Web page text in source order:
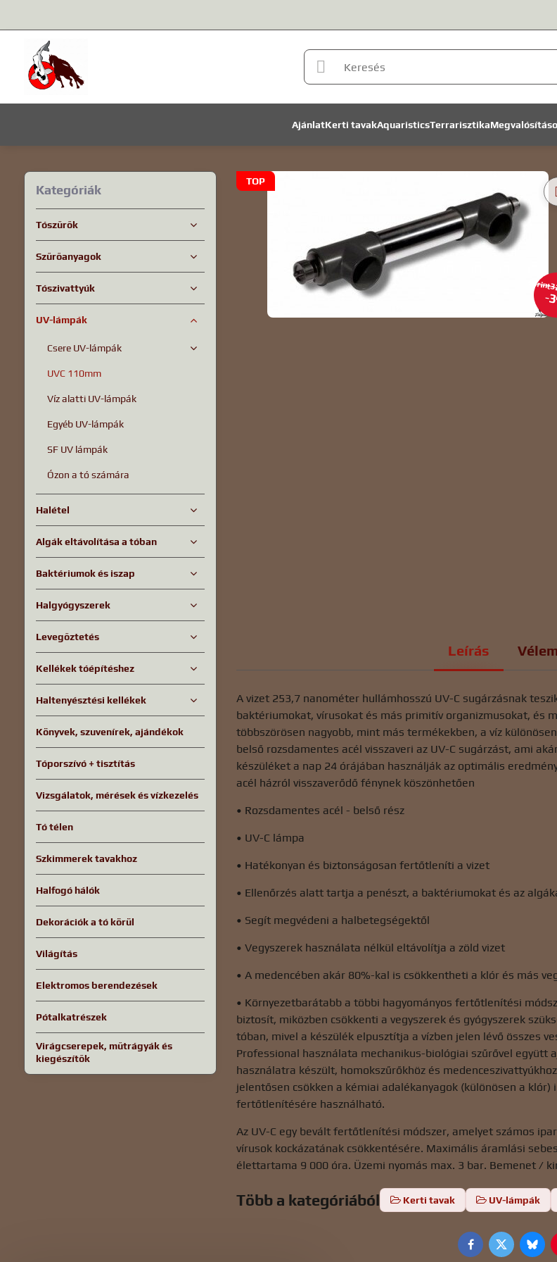
AjánlatKerti tavakAquaristicsTerrarisztika
TOP
Leírás
A vizet 253,7 nanométer hullámhosszú UV-C sugárzásnak
baktériumokat, vírusokat és más primitív organizmusokat, és
többszörösen nagyobb, mint más termékekben, a víz
belső rozsdamentes acél visszaveri az UV-C sugárzást, ami
készüléket a nap 24 órájában használják az optimális
acél házról visszaverődő fénynek köszönhetően
• Rozsdamentes acél - belső rész
• UV-C lámpa
• Hatékonyan és biztonságosan fertőtleníti a vizet
• Ellenőrzés alatt tartja a penészt, a baktériumokat és az
• Segít megvédeni a halbetegségektől
• Vegyszerek használata nélkül eltávolítja a zöld vizet
• A medencében akár 80%-kal is csökkentheti a klór és más
• Környezetbarátabb a többi hagyományos fertőtlenítési
biztosít, miközben csökkenti a vegyszerek és gyógyszerek
tóban, mivel a készülék elpusztítja a vízben jelen lévő összes
Professional használata mechanikus-biológiai szűrővel együtt
használatra készült, homokszűrőkhöz és
jelentősen csökken a kémiai adalékanyagok (különösen a
fertőtlenítésére használható.
Az UV-C egy bevált fertőtlenítési módszer, amelyet számos
vírusok kockázatának csökkentésére. Maximális áramlási
élettartama 9 000 óra. Üzemi nyomás max. 3 bar. Bemenet /
Több a kategóriából Kerti tavak UV-lámpák
FacebookTwitter
Kategóriák
Tószűrők
Szűrőanyagok
Tószivattyúk
UV-lámpák
Csere UV-lámpák
UVC 110mm
Víz alatti UV-lámpák
Egyéb UV-lámpák
SF UV lámpák
Ózon a tó számára
Halétel
Algák eltávolítása a tóban
Baktériumok és iszap
Halgyógyszerek
Levegőztetés
Kellékek tóépítéshez
Haltenyésztési kellékek
Könyvek, szuvenírek, ajándékok
Tóporszívó + tisztítás
Vizsgálatok, mérések és vízkezelés
Tó télen
Szkimmerek tavakhoz
Halfogó hálók
Dekorációk a tó körül
Világítás
Elektromos berendezések
Pótalkatrészek
Virágcserepek, műtrágyák és
kiegészítők